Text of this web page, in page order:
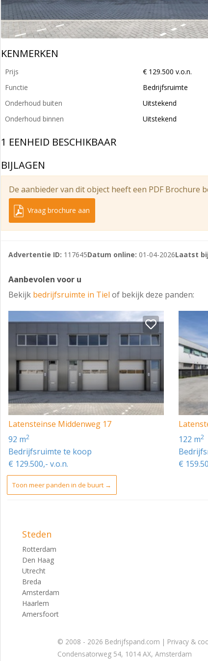
KENMERKEN
Prijs
€ 129.500 v.o.n.
Functie
Bedrijfsruimte
Onderhoud buiten
Uitstekend
Onderhoud binnen
Uitstekend
1 EENHEID BESCHIKBAAR
BIJLAGEN
De aanbieder van dit object heeft een PDF Brochure
Vraag brochure aan
Advertentie ID: 117645Datum online: 01-04-2026Laatst
Aanbevolen voor u
Bekijk bedrijfsruimte in Tiel of bekijk deze panden:
Latensteinse Middenweg 17
92 m2
Bedrijfsruimte te koop
€ 129.500,- v.o.n.
122 m2
€
Toon meer panden in de buurt →
Steden
Rotterdam
Den Haag
Utrecht
Breda
Amsterdam
Haarlem
Amersfoort
© 2008 - 2026 Bedrijfspand.com | Privacy &
Condensatorweg 54, 1014 AX, Amsterdam